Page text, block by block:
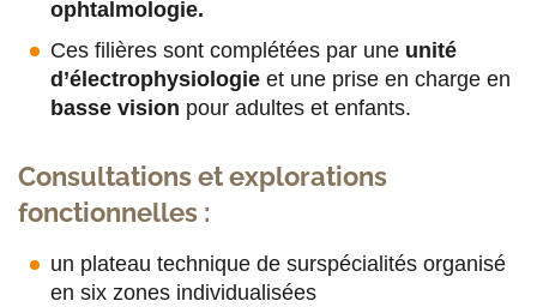
ophtalmologie.
Ces filières sont complétées par une unité
d’électrophysiologie et une prise en charge en
basse vision pour adultes et enfants.
Consultations et explorations
fonctionnelles :
un plateau technique de surspécialités organisé
en six zones individualisées